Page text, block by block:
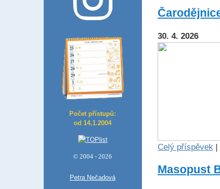
Počet přístupů:
od 14.1.2004
© 2004 - 2026
Petra Nečadová
30. 4. 2026
Celý příspěvek |
Masopust